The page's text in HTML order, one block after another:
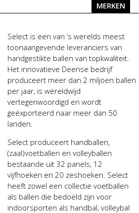
MERKEN
Select is een van ’s werelds meest
toonaangevende leveranciers van
handgestikte ballen van topkwaliteit.
Het innovatieve Deense bedrijf
produceert meer dan 2 miljoen ballen
per jaar, is wereldwijd
vertegenwoordigd en wordt
geëxporteerd naar meer dan 50
landen.
Select produceert handballen,
(zaal)voetballen en volleyballen
bestaande uit 32 panels, 12
vijfhoeken en 20 zeshoeken. Select
heeft zowel een collectie voetballen
als ballen die bedoeld zijn voor
indoorsporten als handbal, volleybal